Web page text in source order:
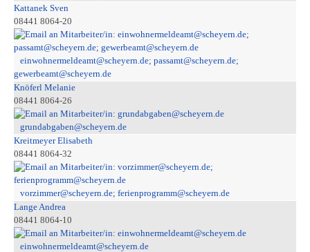
Kattanek Sven
08441 8064-20
einwohnermeldeamt@scheyern.de; passamt@scheyern.de;
gewerbeamt@scheyern.de
Knöferl Melanie
08441 8064-26
grundabgaben@scheyern.de
Kreitmeyer Elisabeth
08441 8064-32
vorzimmer@scheyern.de; ferienprogramm@scheyern.de
Lange Andrea
08441 8064-10
einwohnermeldeamt@scheyern.de